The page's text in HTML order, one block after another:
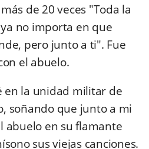
de 20 veces "Toda la
no importa en que
pero junto a ti". Fue
el abuelo.
en la unidad militar de
soñando que junto a mi
abuelo en su flamante
sus viejas canciones.